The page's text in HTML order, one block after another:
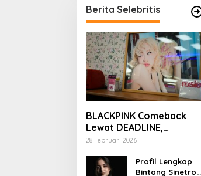
Berita Selebritis
BLACKPINK Comeback
Lewat DEADLINE,
YouTube Tembus 100
28 Februari 2026
Profil Lengkap
Bintang Sinetron